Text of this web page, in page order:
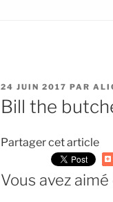
PUBLIÉ
LE
24 JUIN 2017 PAR
Bill the
Partager cet article
Vous avez